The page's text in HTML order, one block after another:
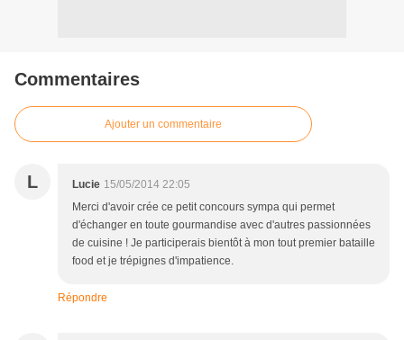
Commentaires
Ajouter un commentaire
L Lucie 15/05/2014 22:05
Merci d'avoir crée ce petit concours sympa qui permet
d'échanger en toute gourmandise avec d'autres passionnées
de cuisine ! Je participerais bientôt à mon tout premier bataille
food et je trépignes d'impatience.
Répondre